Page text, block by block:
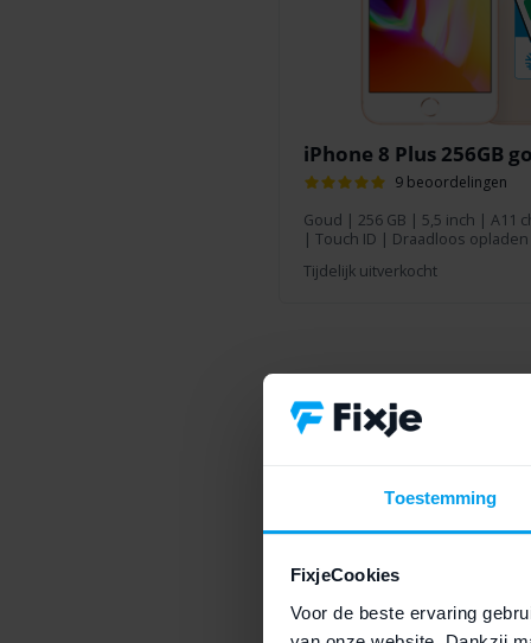
Toestemming
FixjeCookies
Voor de beste ervaring
iPhone 8 Plus 256GB
9 beoordelingen
Goud | 256 GB | 5,5 inch | A11
| Touch ID | Draadloos
Tijdelijk uitverkocht
Klanten
10/10
Goed toestel helder schet
Berend aankoop